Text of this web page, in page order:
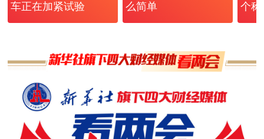
车正在加紧试验
么简单
个称